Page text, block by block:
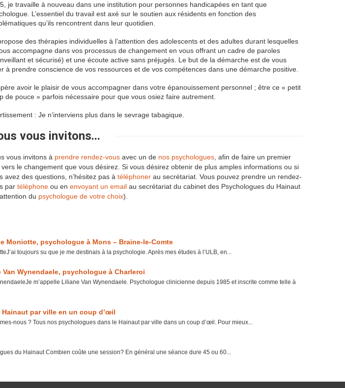
je travaille à nouveau dans une institution pour personnes handicapées en tant que
L’essentiel du travail est axé sur le soutien aux résidents en fonction des
qu’ils rencontrent dans leur quotidien.
des thérapies individuelles à l’attention des adolescents et des adultes durant lesquelles
accompagne dans vos processus de changement en vous offrant un cadre de paroles
et sécurisé) et une écoute active sans préjugés. Le but de la démarche est de vous
à prendre conscience de vos ressources et de vos compétences dans une démarche positive.
avoir le plaisir de vous accompagner dans votre épanouissement personnel ; être ce « petit
de pouce » parfois nécessaire pour que vous osiez faire autrement.
: Je n’interviens plus dans le sevrage tabagique.
vous invitons...
vous invitons à prendre rendez-vousavec un de nos psychologues, afin de faire un premier
vers le changement que vous désirez. Si vous désirez obtenir de plus amples informations ou si
avez des questions, n’hésitez pas à téléphonerau secrétariat. Vous pouvez prendre un rendez-
partéléphoneou en envoyant un emailau secrétariat du cabinet des Psychologues du Hainaut
du psychologue de votre choix).
Moniotte, psychologue à Mons – Braine-le-Comte
toujours su que je me destinais à la psychologie. Après mes études à l’ULB, en...
Wynendaele, psychologue à Charleroi
m’appelle Liliane Van Wynendaele. Psychologue clinicienne depuis 1985 et inscrite comme telle à
par ville en un coup d’œil
nous ? Tous nos psychologues dans le Hainaut par ville dans un coup d’œil. Pour mieux...
du Hainaut Combien coûte une session? En général une séance dure 45 ou 60...